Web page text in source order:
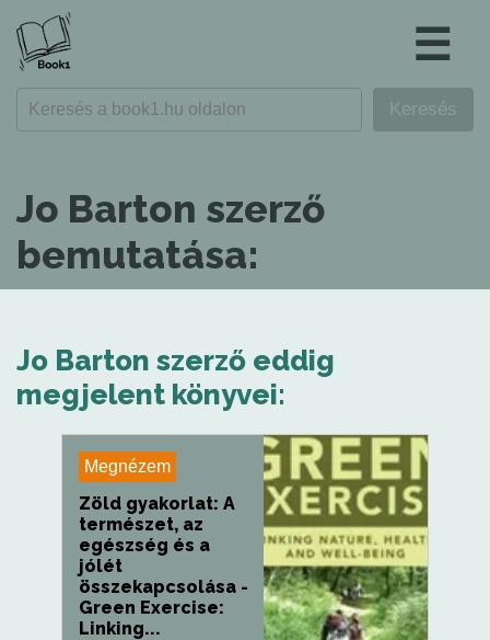
☰
Jo Barton szerző
bemutatása:
Jo Barton szerző eddig
megjelent könyvei:
Megnézem
Zöld gyakorlat: A
természet, az
egészség és a
jólét
összekapcsolása -
Green Exercise:
Linking...